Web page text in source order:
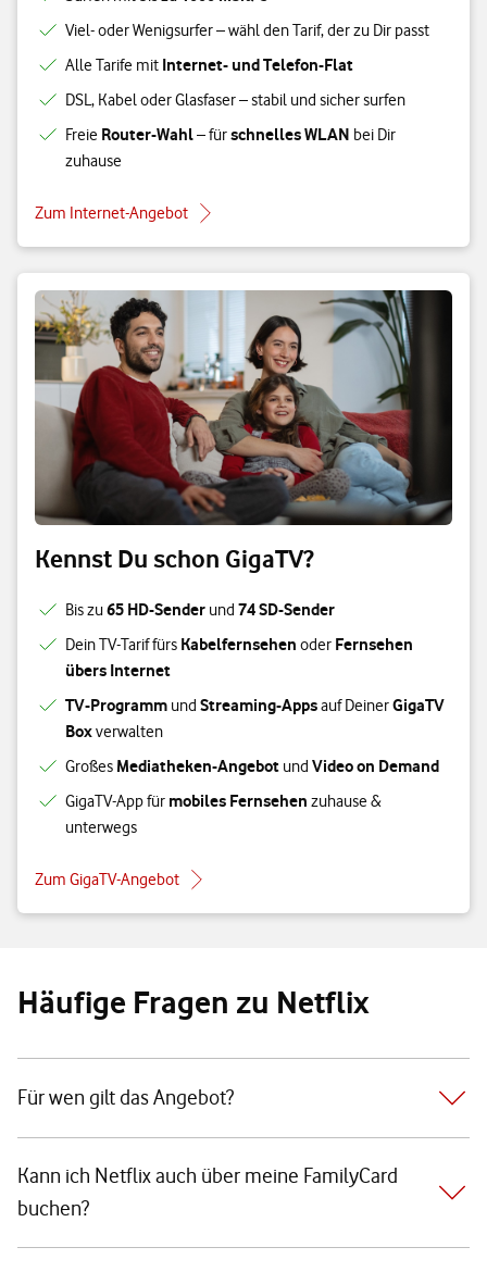
Viel- oder Wenigsurfer – wähl den Tarif, der zu Dir passt
Alle Tarife mit Internet- und Telefon-Flat
DSL, Kabel oder Glasfaser – stabil und sicher surfen
Freie Router-Wahl– fürschnelles WLAN bei Dir
zuhause
Zum Internet-Angebot
Kennst Du schon GigaTV?
Bis zu65 HD-Sender und 74 SD-Sender
Dein TV-Tarif fürs Kabelfernsehen oder Fernsehen
übers Internet
TV-Programm und Streaming-Appsauf DeinerGigaTV
Boxverwalten
Großes Mediatheken-Angebot und Video on Demand
GigaTV-App für mobiles Fernsehen zuhause &
unterwegs
Zum GigaTV-Angebot
Häufige Fragen zu Netflix
Für wen gilt das Angebot?
Kann ich Netflix auch über meine FamilyCard
buchen?